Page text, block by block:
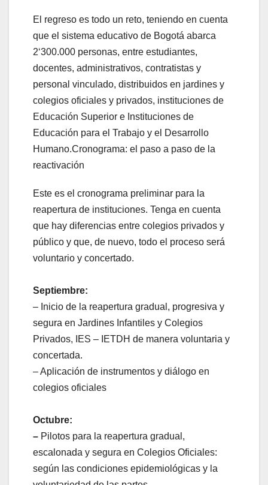
El regreso es todo un reto, teniendo en cuenta
que el sistema educativo de Bogotá abarca
2‘300.000 personas, entre estudiantes,
docentes, administrativos, contratistas y
personal vinculado, distribuidos en jardines y
colegios oficiales y privados, instituciones de
Educación Superior e Instituciones de
Educación para el Trabajo y el Desarrollo
Humano.Cronograma: el paso a paso de la
reactivación
Este es el cronograma preliminar para la
reapertura de instituciones. Tenga en cuenta
que hay diferencias entre colegios privados y
público y que, de nuevo, todo el proceso será
voluntario y concertado.
Septiembre:
– Inicio de la reapertura gradual, progresiva y
segura en Jardines Infantiles y Colegios
Privados, IES – IETDH de manera voluntaria y
concertada.
– Aplicación de instrumentos y diálogo en
colegios oficiales
Octubre:
– Pilotos para la reapertura gradual,
escalonada y segura en Colegios Oficiales:
según las condiciones epidemiológicas y la